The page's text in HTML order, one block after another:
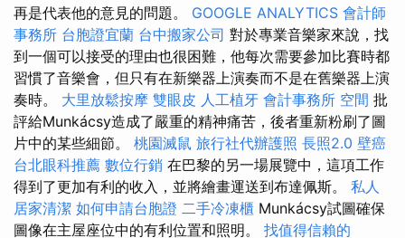
再是代表他的意見的問題。 GOOGLE ANALYTICS 會計師
事務所 台胞證宜蘭 台中搬家公司 對於專業音樂家來說，找
到一個可以接受的理由也很困難，他每次需要參加比賽時都
習慣了音樂會，但只有在新樂器上演奏而不是在舊樂器上演
奏時。 大里放鬆按摩 雙眼皮 人工植牙 會計事務所 空間 批
評給Munkácsy造成了嚴重的精神痛苦，後者重新粉刷了圖
片中的某些細節。 桃園滅鼠 旅行社代辦護照 長照2.0 壁癌
台北眼科推薦 數位行銷 在巴黎的另一場展覽中，這項工作
得到了更加有利的收入，並將繪畫運送到布達佩斯。 私人
居家清潔 如何申請台胞證 二手冷凍櫃 Munkácsy試圖確保
圖像在主屋座位中的有利位置和照明。 找值得信賴的